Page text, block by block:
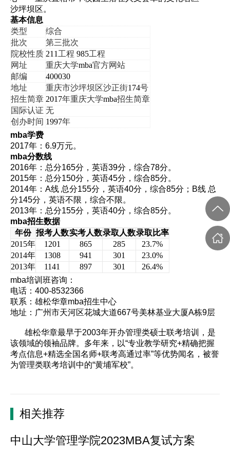
沙坪坝区。
基本信息
类型
综合
批次
第三批次
院校性质 211 工程 985工程
网址
重庆大学mba官方网站
邮编
400030
地址
重庆市沙坪坝区沙正街174号
招生简章 2017年重庆大学mba招生简章
国际认证 无
创办时间 1997年
mba学费
2017年：6.9万元。
mba分数线
2016年：总分165分，英语39分，综合78分。
2015年：总分150分，英语45分，综合85分。
2014年：A线 总分155分，英语40分，综合85分；B线 总
分145分，英语不限，综合不限。
2013年：总分155分，英语40分，综合85分。
mba招生数据
年份 报考人数实考人数录取人数录取比率
2015年 1201 865 285
23.7%
2014年 1308 941 301
23.0%
2013年 1141 897 301
26.4%
mba培训班咨询：
电话：400-8532366
联系：雄松华章mba招生中心
地址：广州市天河区花城大道667号美林基业大厦A栋9层
雄松华章最早于2003年开办管理类硕士联考培训，是
该领域的领袖品牌。多年来，以“专业教学研究+精确把握
考点信息+精选全国名师+联考高通过率”等优势闻名，被誉
为管理类联考培训中的“黄埔军校”。
相关推荐
中山大学管理学院2023MBA复试方案